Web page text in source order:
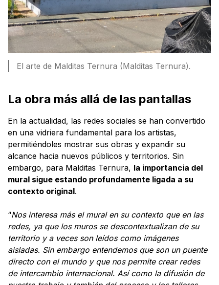
El arte de Malditas Ternura (Malditas Ternura).
La obra más allá de las pantallas
En la actualidad, las redes sociales se han convertido
en una vidriera fundamental para los artistas,
permitiéndoles mostrar sus obras y expandir su
alcance hacia nuevos públicos y territorios. Sin
embargo, para Malditas Ternura, la importancia del
mural sigue estando profundamente ligada a su
contexto original.
“Nos interesa más el mural en su contexto que en las
redes, ya que los muros se descontextualizan de su
territorio y a veces son leídos como imágenes
aisladas. Sin embargo entendemos que son un puente
directo con el mundo y que nos permite crear redes
de intercambio internacional. Así como la difusión de